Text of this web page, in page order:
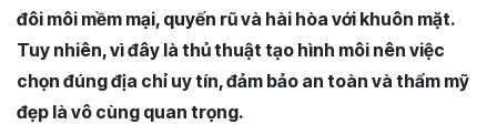
đôi môi mềm mại, quyến rũ và hài hòa với khuôn mặt.
Tuy nhiên, vì đây là thủ thuật tạo hình môi nên việc
chọn đúng địa chỉ uy tín, đảm bảo an toàn và thẩm mỹ
đẹp là vô cùng quan trọng.